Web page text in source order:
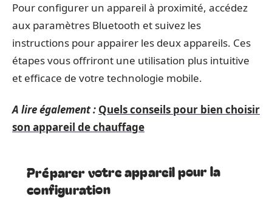
Pour configurer un appareil à proximité, accédez
aux paramètres Bluetooth et suivez les
instructions pour appairer les deux appareils. Ces
étapes vous offriront une utilisation plus intuitive
et efficace de votre technologie mobile.
A lire également : Quels conseils pour bien choisir
son appareil de chauffage
Préparer votre appareil pour la
configuration